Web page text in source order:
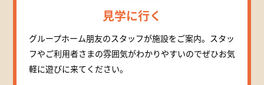
見学に行く
グループホーム朋友のスタッフが施設をご案内。スタッ
フやご利用者さまの雰囲気がわかりやすいのでぜひお気
軽に遊びに来てください。